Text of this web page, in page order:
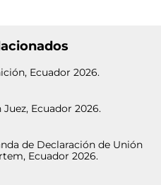
Ecuador 2026.
Ecuador 2026.
de Declaración de Unión
Ecuador 2026.